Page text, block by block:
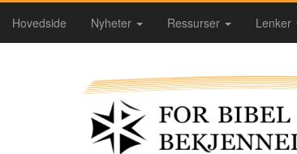
Hovedside Nyheter Ressurser Lenker